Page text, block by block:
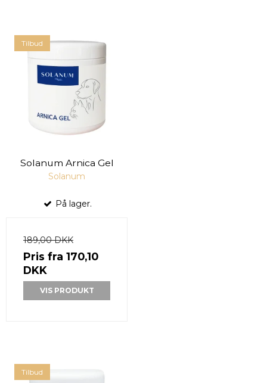
Tilbud
Solanum Arnica Gel
Solanum
På lager.
189,00 DKK
Pris fra 170,10
DKK
VIS PRODUKT
Tilbud